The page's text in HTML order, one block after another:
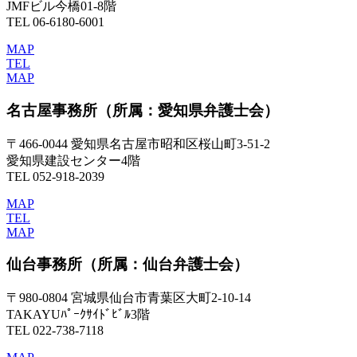
JMFビル今橋01-8階
TEL 06-6180-6001
MAP
TEL
MAP
名古屋事務所 （所属：愛知県弁護士会）
〒466-0044 愛知県名古屋市昭和区桜山町3-51-2
愛知県建設センター4階
TEL 052-918-2039
MAP
TEL
MAP
仙台事務所 （所属：仙台弁護士会）
〒980-0804 宮城県仙台市青葉区大町2-10-14
TAKAYUﾊﾟｰｸｻｲﾄﾞﾋﾞﾙ3階
TEL 022-738-7118